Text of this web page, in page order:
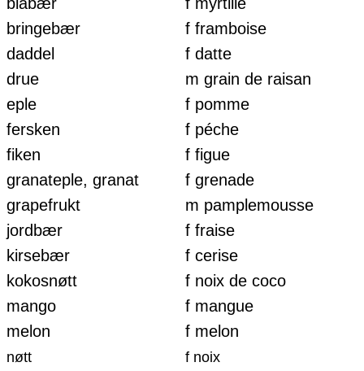
bringebær
f framboise
daddel
f datte
drue
m grain de raisan
eple
f pomme
fersken
f péche
fiken
f figue
granateple, granat
f grenade
grapefrukt
m pamplemousse
jordbær
f fraise
kirsebær
f cerise
kokosnøtt
f noix de coco
mango
f mangue
melon
f melon
nøtt f noix